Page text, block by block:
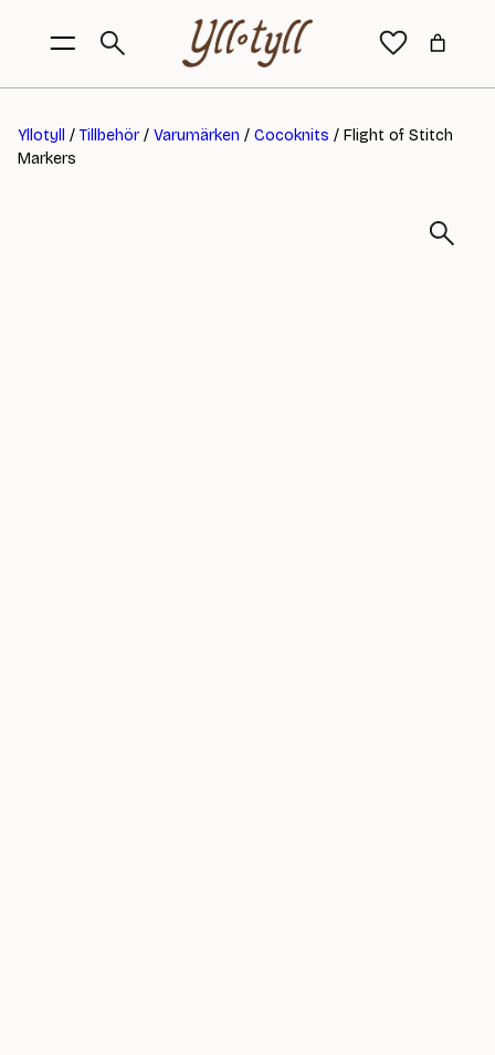
Yllotyll / Tillbehör/ Varumärken / Cocoknits / Flight of Stitch
Markers